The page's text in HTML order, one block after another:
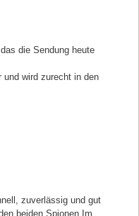
die Sendung heute
und wird zurecht in den
zuverlässig und gut
beiden Spionen.Im